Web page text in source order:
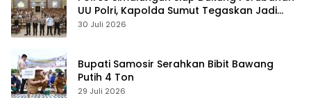
UU Polri, Kapolda Sumut Tegaskan Jadi
Fondasi Penguatan Profesionalisme dan
30 Juli 2026
Bupati Samosir Serahkan Bibit Bawang
Putih 4 Ton
29 Juli 2026